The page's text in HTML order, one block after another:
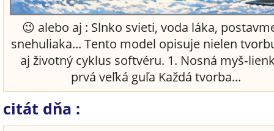
😉 alebo aj : Slnko svieti, voda láka,
snehuliaka... Tento model opisuje nielen
aj životný cyklus softvéru. 1. Nosná
prvá veľká guľa Každá tvorba...
citát dňa :